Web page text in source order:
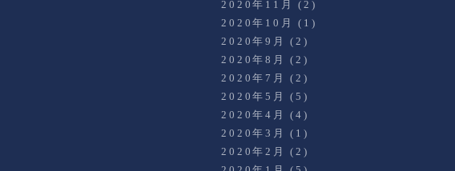
2020年11月
(2)
2020年10月
(1)
2020年9月
(2)
2020年8月
(2)
2020年7月
(2)
2020年5月
(5)
2020年4月
(4)
2020年3月
(1)
2020年2月
(2)